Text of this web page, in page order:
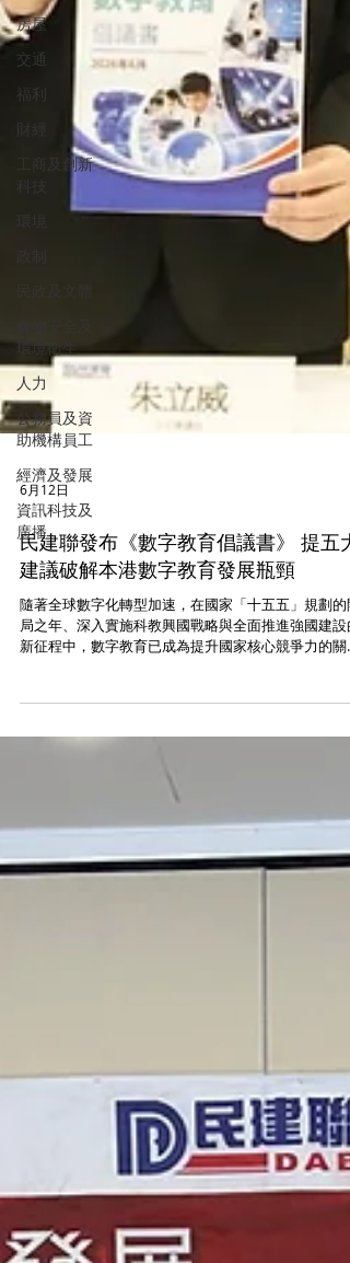
房屋
交通
福利
財經
工商及創新
科技
環境
環境衛生
人力
公務員及資
助機構員工
經濟及發展
資訊科技及
廣播
6月12日
民建聯發布《數字教育倡議書》 提五大
建議破解本港數字教育發展瓶頸
新征程中，數字教育已成為提升國家核心競爭力的關鍵
議書》（下稱《倡議書》），針對本港數字教育的現存
《中小學數字教育發展藍圖》，可以有助推動香港教育
港國際教育樞紐地位，為強國建設貢獻香港力量，並為
國家新質生產力發展儲備戰略人才...